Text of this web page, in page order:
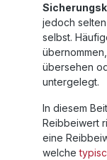
jedoch
selbst.
übersehen
untergelegt.
In diesem
Reibbeiwert
eine
welche